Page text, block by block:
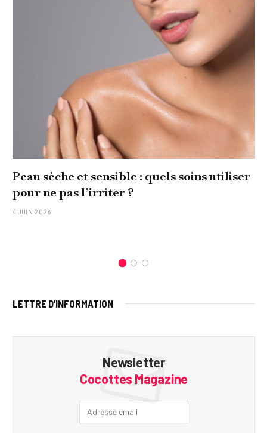
Peau sèche et sensible : quels soins utiliser
pour ne pas l’irriter ?
4 JUIN 2026
LETTRE D’INFORMATION
Newsletter
Cocottes Magazine